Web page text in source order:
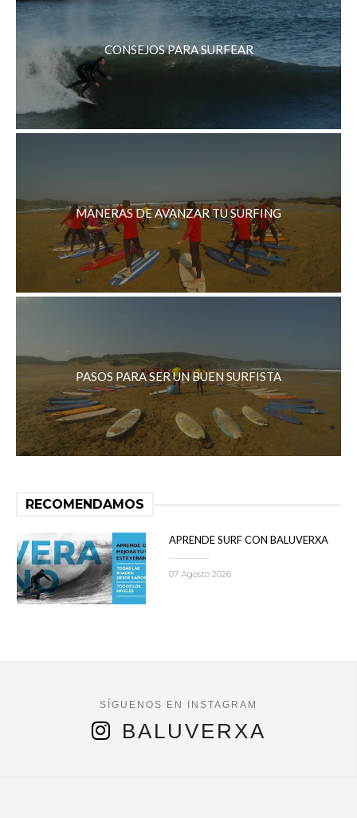
CONSEJOS PARA SURFEAR
MANERAS DE AVANZAR TU SURFING
PASOS PARA SER UN BUEN SURFISTA
RECOMENDAMOS
APRENDE SURF CON BALUVERXA
07 Agosto 2026
BALUVERXA